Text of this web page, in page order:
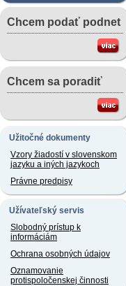
Chcem podať podnet
Chcem sa poradiť
Užitočné dokumenty
Vzory žiadostí v slovenskom
jazyku a iných jazykoch
Právne predpisy
Užívateľský servis
Slobodný prístup k
informáciám
Ochrana osobných údajov
Oznamovanie
protispoločenskej činnosti